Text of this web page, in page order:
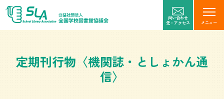
メニュー
問い合わせ
先・アクセス
定期刊行物〈機関誌・としょかん通
信〉